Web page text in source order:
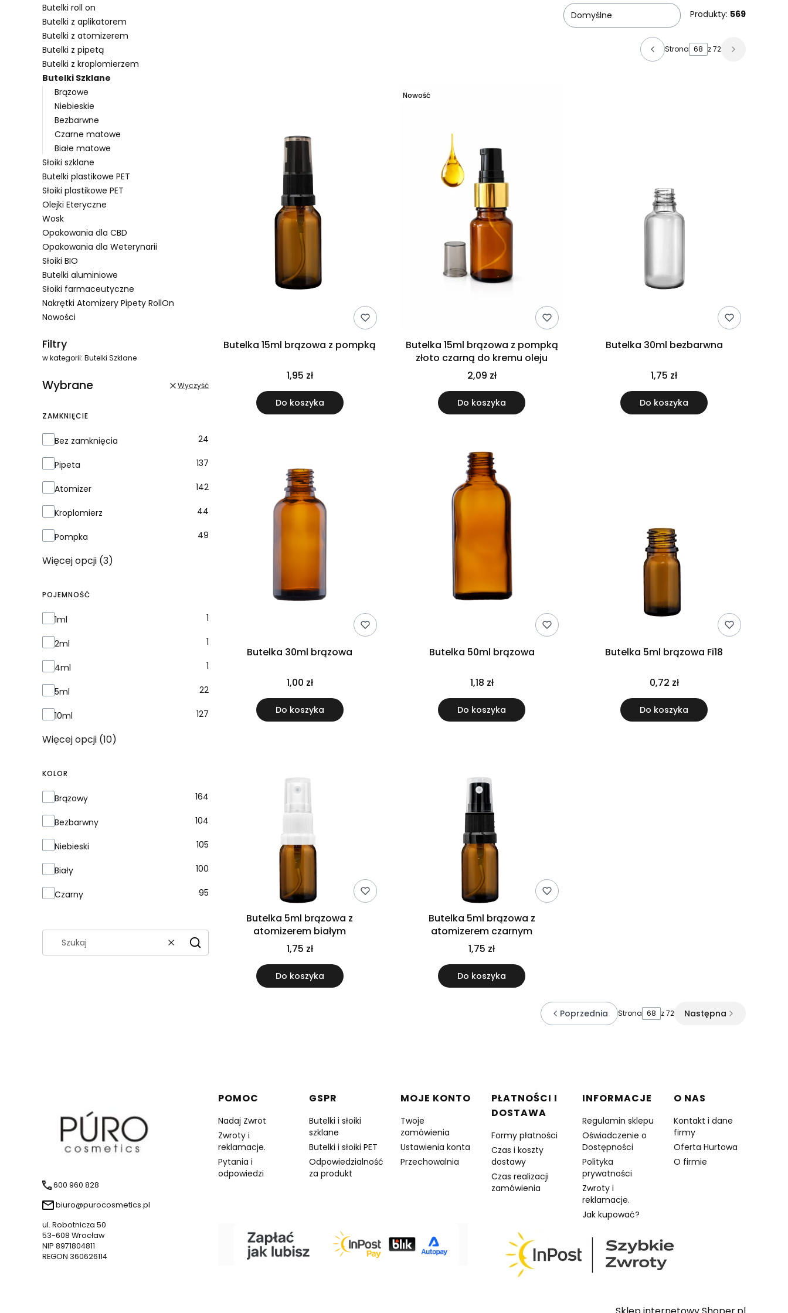
Butelki roll on
Butelki z aplikatorem
Butelki z atomizerem
Butelki z pipetą
Butelki z kroplomierzem
Butelki Szklane
Brązowe
Niebieskie
Bezbarwne
Czarne matowe
Białe matowe
Słoiki szklane
Butelki plastikowe PET
Słoiki plastikowe PET
Olejki Eteryczne
Wosk
Opakowania dla CBD
Opakowania dla Weterynarii
Słoiki BIO
Butelki aluminiowe
Słoiki farmaceutyczne
Nakrętki Atomizery Pipety RollOn
Nowości
Filtry
w kategorii: Butelki Szklane
Wybrane Wyczyść
ZAMKNIĘCIE
Zamknięcie
Bez zamknięcia 24
Pipeta 137
Atomizer 142
Kroplomierz 44
Pompka 49
Więcej opcji (3)
POJEMNOŚĆ
Pojemność
1ml 1
2ml 1
4ml 1
5ml 22
10ml 127
Więcej opcji (10)
KOLOR
Kolor
Brązowy 164
Bezbarwny 104
Niebieski 105
Biały 100
Czarny 95
WyczyśćSzukaj
Domyślne Produkty: 569
Strona z 72
Butelka 15ml brązowa z pompką
1,95 zł
Do koszyka
Nowość
Butelka 15ml brązowa z pompką
złoto czarną do kremu oleju
2,09 zł
Do koszyka
Butelka 30ml bezbarwna
1,75 zł
Do koszyka
Butelka 30ml brązowa
1,00 zł
Do koszyka
Butelka 50ml brązowa
1,18 zł
Do koszyka
Butelka 5ml brązowa Fi18
0,72 zł
Do koszyka
Butelka 5ml brązowa z
atomizerem białym
1,75 zł
Do koszyka
Butelka 5ml brązowa z
atomizerem czarnym
1,75 zł
Do koszyka
Poprzednia Strona z 72 Następna
600 960 828
biuro@purocosmetics.pl
ul. Robotnicza 50
53-608 Wrocław
NIP 8971804811
REGON 360626114
Linki w stopce
POMOC
Nadaj Zwrot
Zwroty i
reklamacje.
Pytania i
odpowiedzi
GSPR
Butelki i słoiki
szklane
Butelki i słoiki PET
Odpowiedzialność
za produkt
MOJE KONTO
Twoje
zamówienia
Ustawienia konta
Przechowalnia
PŁATNOŚCI I
DOSTAWA
Formy płatności
Czas i koszty
dostawy
Czas realizacji
zamówienia
INFORMACJE
Regulamin sklepu
Oświadczenie o
Dostępności
Polityka
prywatności
Zwroty i
reklamacje.
Jak kupować?
O NAS
Kontakt i dane
firmy
Oferta Hurtowa
O firmie